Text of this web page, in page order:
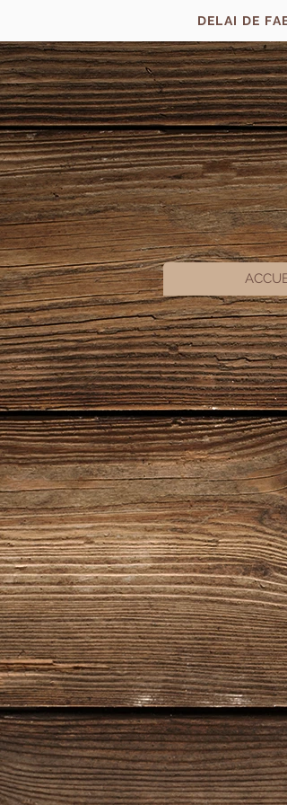
DELAI DE